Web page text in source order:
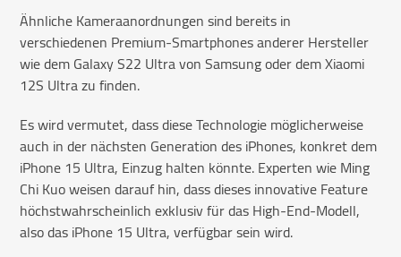
Ähnliche Kameraanordnungen sind bereits in
verschiedenen Premium-Smartphones anderer Hersteller
wie dem Galaxy S22 Ultra von Samsung oder dem Xiaomi
12S Ultra zu finden.
Es wird vermutet, dass diese Technologie möglicherweise
auch in der nächsten Generation des iPhones, konkret dem
iPhone 15 Ultra, Einzug halten könnte. Experten wie Ming
Chi Kuo weisen darauf hin, dass dieses innovative Feature
höchstwahrscheinlich exklusiv für das High-End-Modell,
also das iPhone 15 Ultra, verfügbar sein wird.